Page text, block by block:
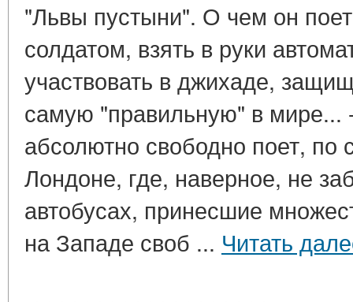
"Львы пустыни". О чем он
солдатом, взять в руки
участвовать в джихаде,
самую "правильную" в мире...
абсолютно свободно поет, по
Лондоне, где, наверное, не
автобусах, принесшие
на Западе своб ... Читать